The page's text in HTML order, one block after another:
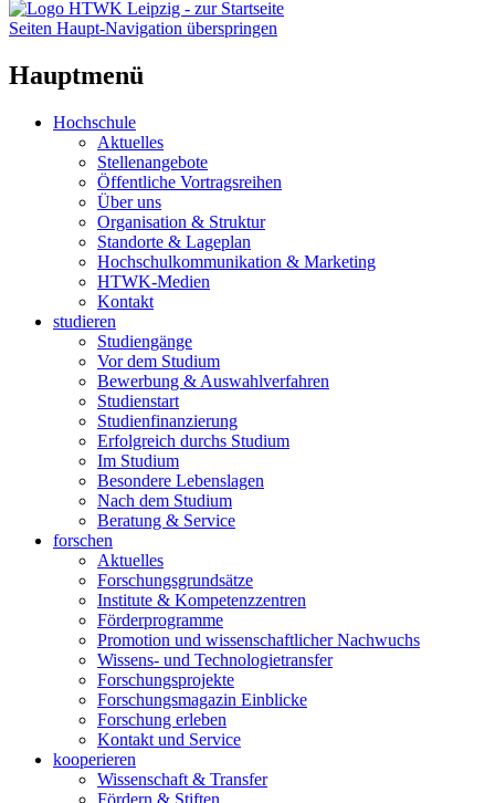
Seiten Haupt-Navigation überspringen
Hauptmenü
Hochschule
Aktuelles
Stellenangebote
Öffentliche Vortragsreihen
Über uns
Organisation & Struktur
Standorte & Lageplan
Hochschulkommunikation & Marketing
HTWK-Medien
Kontakt
studieren
Studiengänge
Vor dem Studium
Bewerbung & Auswahlverfahren
Studienstart
Studienfinanzierung
Erfolgreich durchs Studium
Im Studium
Besondere Lebenslagen
Nach dem Studium
Beratung & Service
forschen
Aktuelles
Forschungsgrundsätze
Institute & Kompetenzzentren
Förderprogramme
Promotion und wissenschaftlicher Nachwuchs
Wissens- und Technologietransfer
Forschungsprojekte
Forschungsmagazin Einblicke
Forschung erleben
Kontakt und Service
kooperieren
Wissenschaft & Transfer
Fördern & Stiften